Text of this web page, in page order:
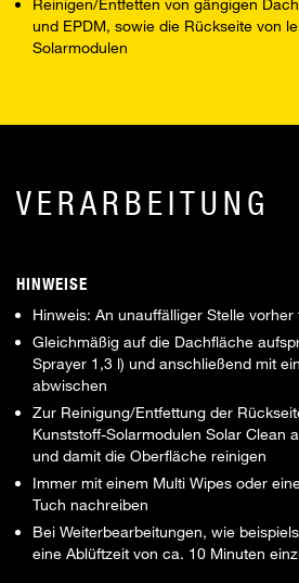
Reinigen/Entfetten von gängigen
und EPDM, sowie die Rückseite von
Solarmodulen
VERARBEITUNG
HINWEISE
Hinweis: An unauffälliger Stelle vorher
Gleichmäßig auf die Dachfläche
Sprayer 1,3 l) und anschließend mit
abwischen
Zur Reinigung/Entfettung der
Kunststoff-Solarmodulen Solar Clean
und damit die Oberfläche reinigen
Immer mit einem Multi Wipes oder
Tuch nachreiben
Bei Weiterbearbeitungen, wie
eine Ablüftzeit von ca. 10 Minuten